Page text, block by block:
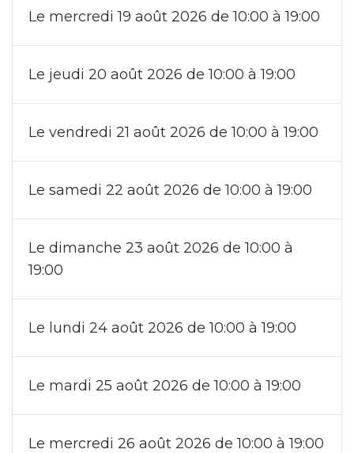
Le mercredi 19 août 2026 de 10:00 à 19:00
Le jeudi 20 août 2026 de 10:00 à 19:00
Le vendredi 21 août 2026 de 10:00 à 19:00
Le samedi 22 août 2026 de 10:00 à 19:00
Le dimanche 23 août 2026 de 10:00 à
19:00
Le lundi 24 août 2026 de 10:00 à 19:00
Le mardi 25 août 2026 de 10:00 à 19:00
Le mercredi 26 août 2026 de 10:00 à 19:00